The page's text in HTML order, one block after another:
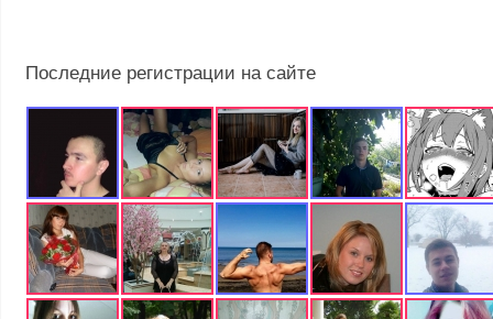
Последние регистрации на сайте